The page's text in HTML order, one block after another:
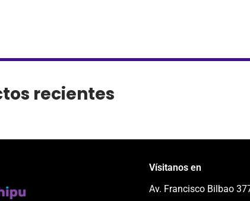
recientes
Vísitanos en
Av. Francisco Bilbao